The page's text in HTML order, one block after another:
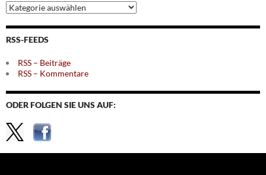
Archiv
nach
Themen
RSS-FEEDS
RSS – Beiträge
RSS – Kommentare
ODER FOLGEN SIE UNS AUF: